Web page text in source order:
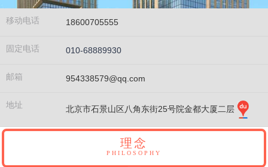
移动电话 18600705555
固定电话 010-68889930
邮箱 954338579@qq.com
地址 北京市石景山区八角东街25号院金都大厦二层
理念
PHILOSOPHY